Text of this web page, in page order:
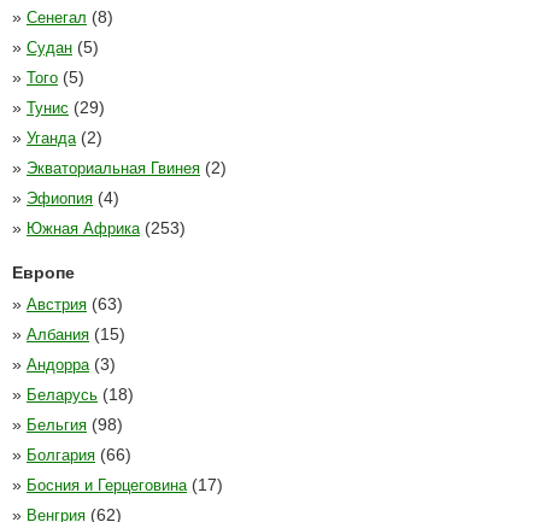
» Сенегал (8)
» Судан (5)
» Того (5)
» Тунис (29)
» Уганда (2)
» Экваториальная Гвинея (2)
» Эфиопия (4)
» Южная Африка (253)
Европе
» Австрия (63)
» Албания (15)
» Андорра (3)
» Беларусь (18)
» Бельгия (98)
» Болгария (66)
» Босния и Герцеговина (17)
» Венгрия (62)